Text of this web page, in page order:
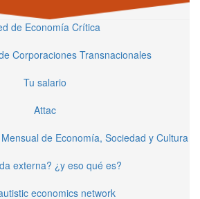
de Economía Crítica
Corporaciones Transnacionales
Tu salario
Attac
de Economía, Sociedad y Cultura
externa? ¿y eso qué es?
economics network